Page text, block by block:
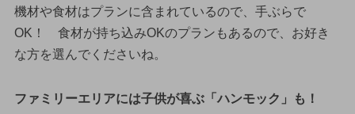
機材や食材はプランに含まれているので、手ぶらで
OK！ 食材が持ち込みOKのプランもあるので、お好き
な方を選んでくださいね。
ファミリーエリアには子供が喜ぶ「ハンモック」も！